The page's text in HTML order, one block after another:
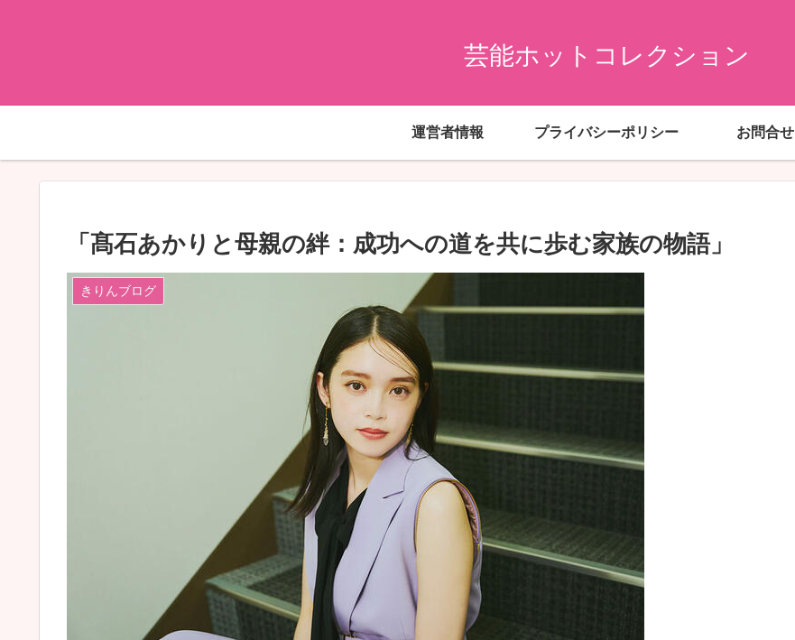
芸能ホットコレクション
運営者情報 プライバシーポリシー お問合せ
「髙石あかりと母親の絆：成功への道を共に歩む家族の物語」
きりんブログ